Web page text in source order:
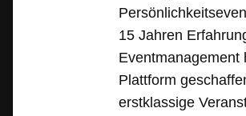
15 Jahren
Eventmanagement
Plattform
erstklassige